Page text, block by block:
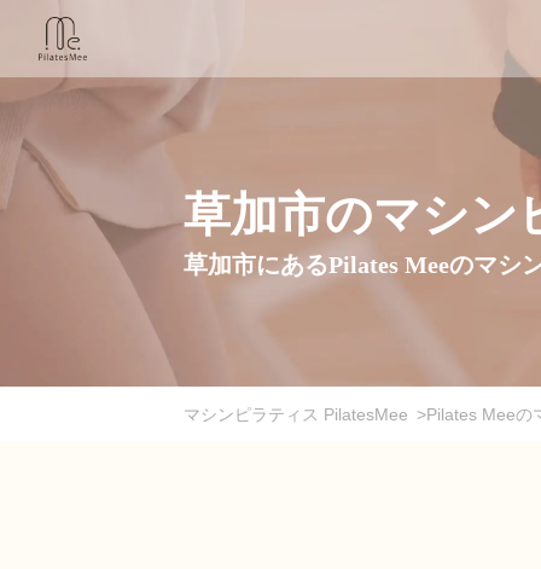
草加市のマシン
草加市にあるPilates Meeのマシ
マシンピラティス PilatesMee >Pilates Meeの